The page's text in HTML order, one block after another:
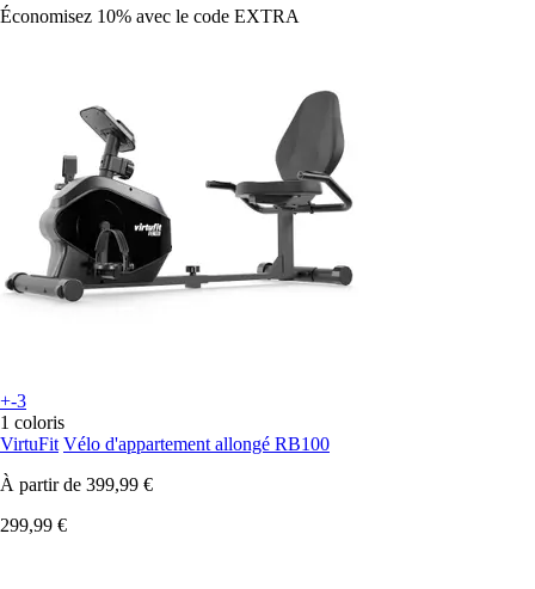
Économisez 10% avec le code EXTRA
+-3
1 coloris
VirtuFit Vélo d'appartement allongé RB100
À partir de 399,99 €
299,99 €